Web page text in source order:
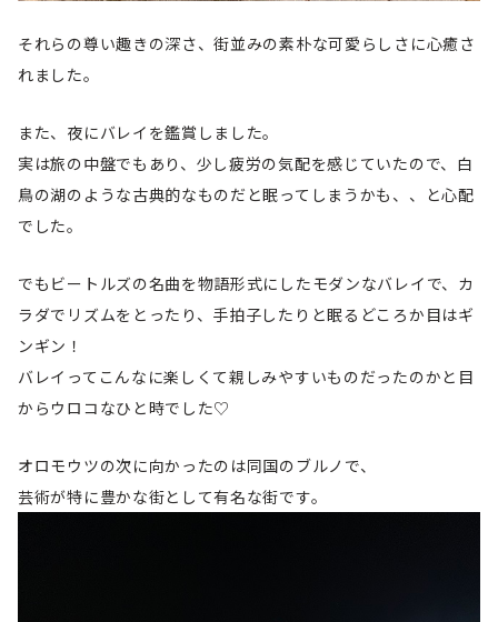
それらの尊い趣きの深さ、街並みの素朴な可愛らしさに心癒さ
れました。
また、夜にバレイを鑑賞しました。
実は旅の中盤でもあり、少し疲労の気配を感じていたので、白
鳥の湖のような古典的なものだと眠ってしまうかも、、と心配
でした。
でもビートルズの名曲を物語形式にしたモダンなバレイで、カ
ラダでリズムをとったり、手拍子したりと眠るどころか目はギ
ンギン！
バレイってこんなに楽しくて親しみやすいものだったのかと目
からウロコなひと時でした♡
オロモウツの次に向かったのは同国のブルノで、
芸術が特に豊かな街として有名な街です。